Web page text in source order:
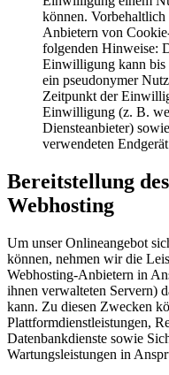
können.
Anbietern von
folgenden Hinweise:
Einwilligung kann bis
ein pseudonymer
Zeitpunkt der
Einwilligung (z. B.
Diensteanbieter)
verwendeten
Bereitstellung
Webhosting
Um unser Onlineangebot
können, nehmen wir die
Webhosting-Anbietern in
ihnen verwalteten Servern)
kann. Zu diesen Zwecken
Plattformdienstleistungen,
Datenbankdienste sowie
Wartungsleistungen in